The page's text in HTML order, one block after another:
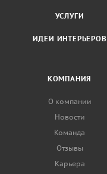
УСЛУГИ
ИДЕИ ИНТЕРЬЕРОВ
КОМПАНИЯ
О компании
Новости
Команда
Отзывы
Карьера